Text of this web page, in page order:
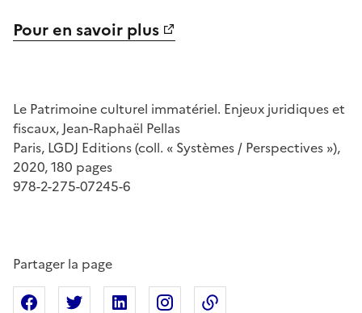
Pour en savoir plus
Le Patrimoine culturel immatériel. Enjeux juridiques et
fiscaux, Jean-Raphaël Pellas
Paris, LGDJ Editions (coll. « Systèmes / Perspectives »),
2020, 180 pages
978-2-275-07245-6
Partager la page
Partager sur Facebook
Partager sur XPartager sur Linkedin
Partager sur Instagram